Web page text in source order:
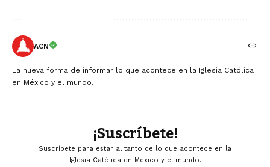
ACN
La nueva forma de informar lo que acontece en la Iglesia Católica
en México y el mundo.
¡Suscríbete!
Suscríbete para estar al tanto de lo que acontece en la
Iglesia Católica en México y el mundo.